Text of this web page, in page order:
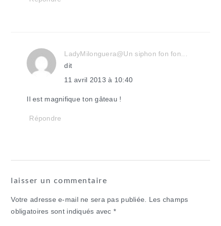
LadyMilonguera@Un siphon fon fon...
dit
11 avril 2013 à 10:40
Il est magnifique ton gâteau !
Répondre
laisser un commentaire
Votre adresse e-mail ne sera pas publiée.
Les champs
obligatoires sont indiqués avec*